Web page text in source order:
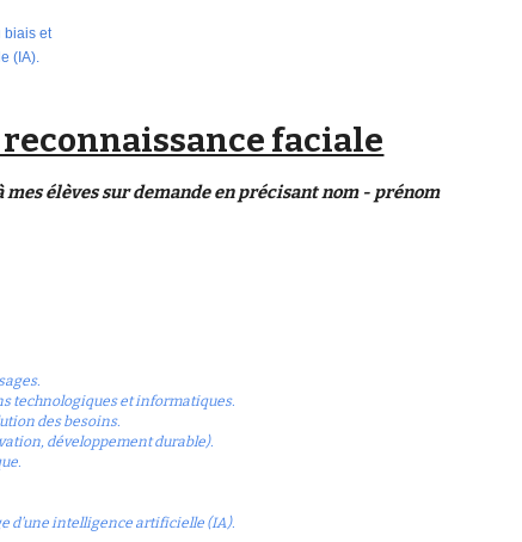
biais et
(IA).
faciale
mes élèves sur demande en précisant nom - prénom
technologiques et informatiques.
des besoins.
développement durable).
d’une intelligence artificielle (IA).